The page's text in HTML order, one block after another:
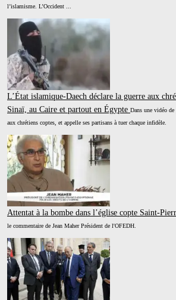
l’islamisme. L’Occident ...
L’État islamique-Daech déclare la guerre aux
Sinaï, au Caire et partout en Égypte Dans une vidéo de
aux chrétiens coptes, et appelle ses partisans à tuer chaque infidèle.
Attentat à la bombe dans l’église copte Saint-
le commentaire de Jean Maher Président de l'OFEDH.